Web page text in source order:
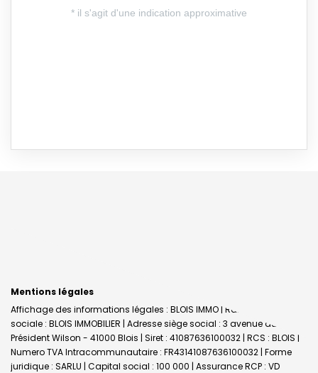
Mentions légales
Affichage des informations légales : BLOIS IMMO | Raison
sociale : BLOIS IMMOBILIER | Adresse siège social : 3 avenue du
Président Wilson - 41000 Blois | Siret : 41087636100032 | RCS : BLOIS |
Numero TVA Intracommunautaire : FR43141087636100032 | Forme
juridique : SARLU | Capital social : 100 000 | Assurance RCP : VD